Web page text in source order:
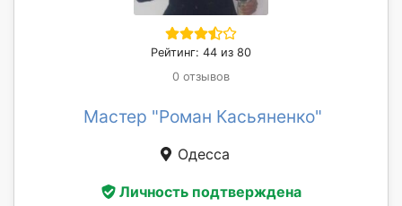
Рейтинг: 44 из 80
0 отзывов
Мастер "Роман Касьяненко"
Одесса
Личность подтверждена